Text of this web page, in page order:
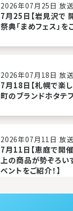
2026年07月25日 放送
7月25日【岩見沢で
祭典「まめフェス」を
2026年07月18日 放送
7月18日【札幌で楽
町のブランドホタテフ
2026年07月11日 放送
7月11日【恵庭で開
上の商品が勢ぞろい
ベントをご紹介！】